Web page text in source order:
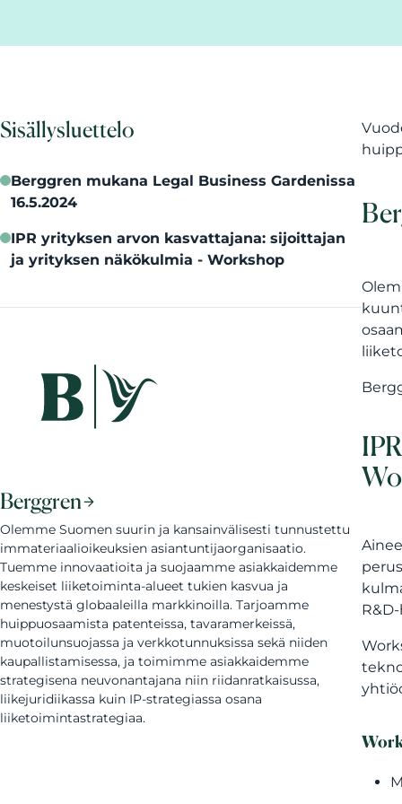
Sisällysluettelo
Berggren mukana Legal Business Gardenissa
16.5.2024
IPR yrityksen arvon kasvattajana: sijoittajan
ja yrityksen näkökulmia - Workshop
Berggren
Olemme Suomen suurin ja kansainvälisesti tunnustettu
immateriaalioikeuksien asiantuntijaorganisaatio.
Tuemme innovaatioita ja suojaamme asiakkaidemme
keskeiset liiketoiminta-alueet tukien kasvua ja
menestystä globaaleilla markkinoilla. Tarjoamme
huippuosaamista patenteissa, tavaramerkeissä,
muotoilunsuojassa ja verkkotunnuksissa sekä niiden
kaupallistamisessa, ja toimimme asiakkaidemme
strategisena neuvonantajana niin riidanratkaisussa,
liikejuridiikassa kuin IP-strategiassa osana
liiketoimintastrategiaa.